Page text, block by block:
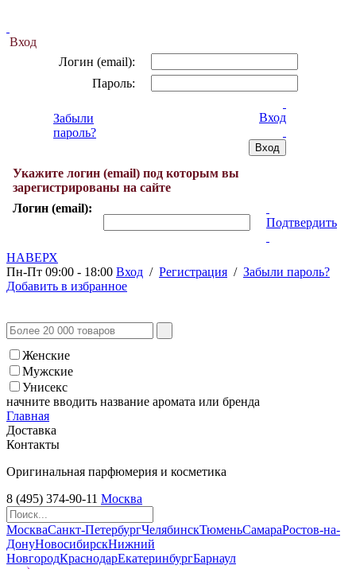
Вход
Логин (email):
Пароль:
Забыли
пароль?
Вход
Укажите логин (email) под которым вы
зарегистрированы на сайте
Логин (email):
Подтвердить
НАВЕРХ
Пн-Пт 09:00 - 18:00 Вход / Регистрация / Забыли пароль?
Добавить в избранное
Женские
Мужские
Унисекс
начните вводить название аромата или бренда
Главная
Доставка
Контакты
Оригинальная парфюмерия и косметика
8 (495) 374-90-11 Москва
МоскваСанкт-ПетербургЧелябинскТюменьСамараРостов-на-
ДонуНовосибирскНижний
НовгородКраснодарЕкатеринбургБарнаул